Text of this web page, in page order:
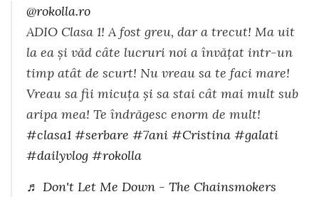
@rokolla.ro
ADIO Clasa 1! A fost greu, dar a trecut! Ma uit
la ea și văd câte lucruri noi a învățat intr-un
timp atât de scurt! Nu vreau sa te faci mare!
Vreau sa fii micuța și sa stai cât mai mult sub
aripa mea! Te îndrăgesc enorm de mult!
#clasa1 #serbare #7ani #Cristina #galati
#dailyvlog #rokolla
♬ Don't Let Me Down - The Chainsmokers